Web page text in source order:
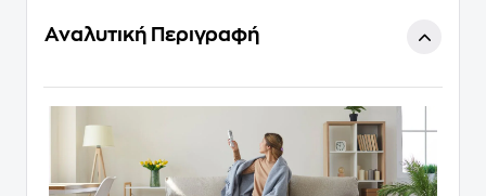
Αναλυτική Περιγραφή